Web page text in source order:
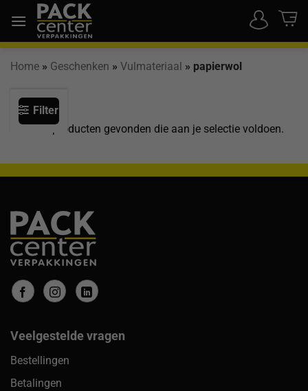
naar
inhoud
Home » Geschenken » Vulmateriaal » papierwol
Filter
Geen producten gevonden die aan je selectie voldoen.
Veelgestelde vragen
Bestellingen
Betalingen